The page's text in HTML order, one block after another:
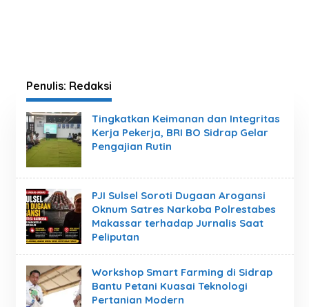
Penulis: Redaksi
Tingkatkan Keimanan dan Integritas
Kerja Pekerja, BRI BO Sidrap Gelar
Pengajian Rutin
PJI Sulsel Soroti Dugaan Arogansi
Oknum Satres Narkoba Polrestabes
Makassar terhadap Jurnalis Saat
Peliputan
Workshop Smart Farming di Sidrap
Bantu Petani Kuasai Teknologi
Pertanian Modern